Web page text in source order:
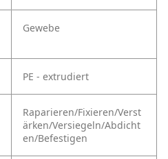
Gewebe
PE - extrudiert
Raparieren/Fixieren/Verst
ärken/Versiegeln/Abdicht
en/Befestigen